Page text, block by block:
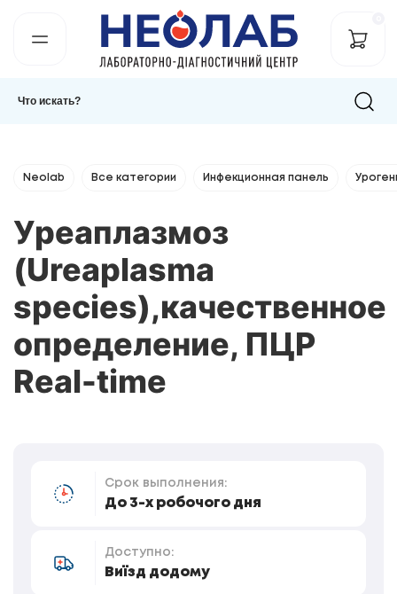
Neolab Все категории Инфекционная панель
Уреаплазмоз
(Ureaplasma
species),качественное
определение, ПЦР
Real-time
Срок выполнения:
До 3-х робочого дня
Доступно:
Виїзд додому